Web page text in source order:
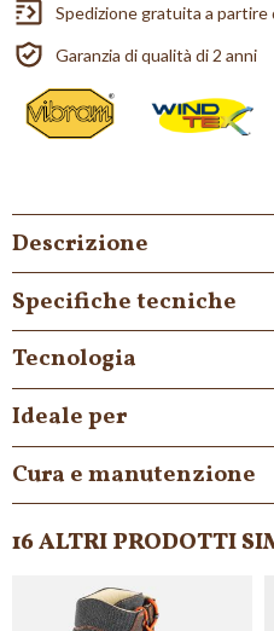
Spedizione gratuita a partire
Garanzia di qualità di 2 anni
Descrizione
Specifiche tecniche
Tecnologia
Ideale per
Cura e manutenzione
16 ALTRI PRODOTTI